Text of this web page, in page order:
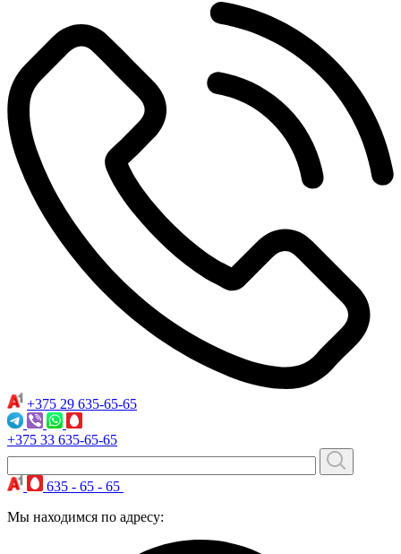
+375 29 635-65-65
+375 33 635-65-65
635 - 65 - 65
Мы находимся по адресу: